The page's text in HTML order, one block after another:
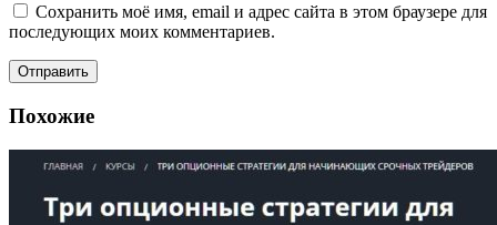
Сохранить моё имя, email и адрес сайта в этом браузере для
последующих моих комментариев.
Похожие